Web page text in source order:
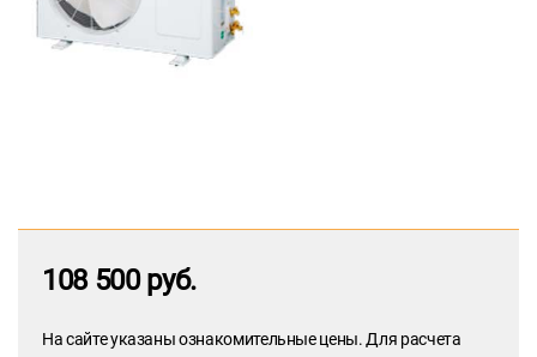
108 500 руб.
На сайте указаны ознакомительные цены. Для расчета